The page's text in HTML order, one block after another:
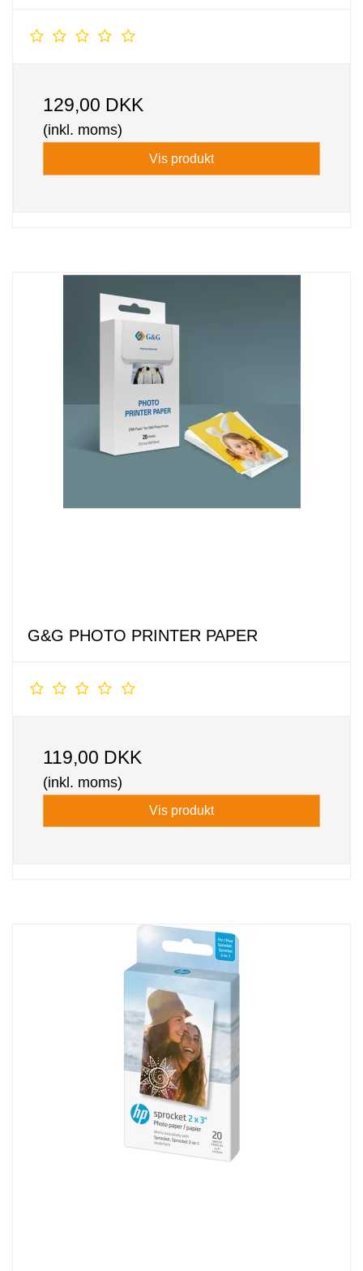
129,00 DKK
(inkl. moms)
Vis produkt
G&G PHOTO PRINTER PAPER
119,00 DKK
(inkl. moms)
Vis produkt